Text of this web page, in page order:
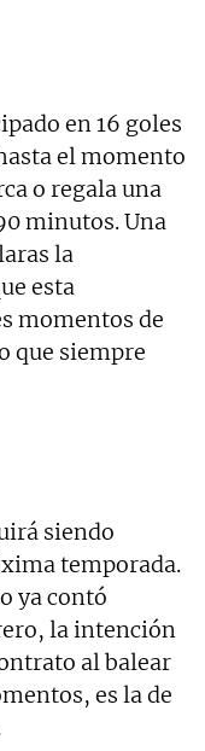
en 16 goles
el momento
o regala una
minutos. Una
la
esta
momentos de
que siempre
siendo
temporada.
ya contó
la intención
al balear
es la de